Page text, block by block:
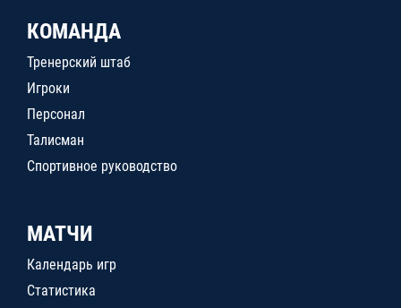
КОМАНДА
Тренерский штаб
Игроки
Персонал
Талисман
Спортивное руководство
МАТЧИ
Календарь игр
Статистика